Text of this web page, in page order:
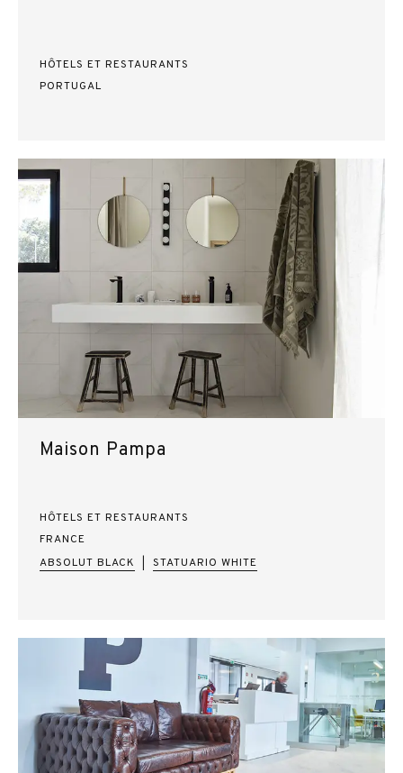
HÔTELS ET RESTAURANTS
PORTUGAL
Maison Pampa
HÔTELS ET RESTAURANTS
FRANCE
ABSOLUT BLACK
STATUARIO WHITE